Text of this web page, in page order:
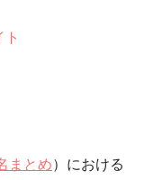
ト
まとめ）における